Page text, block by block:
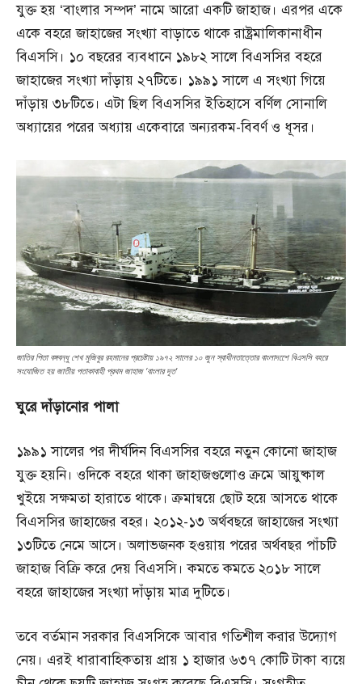
যুক্ত হয় ‘বাংলার সম্পদ’ নামে আরো একটি জাহাজ। এরপর একে
একে বহরে জাহাজের সংখ্যা বাড়াতে থাকে রাষ্ট্রমালিকানাধীন
বিএসসি। ১০ বছরের ব্যবধানে ১৯৮২ সালে বিএসসির বহরে
জাহাজের সংখ্যা দাঁড়ায় ২৭টিতে। ১৯৯১ সালে এ সংখ্যা গিয়ে
দাঁড়ায় ৩৮টিতে। এটা ছিল বিএসসির ইতিহাসে বর্ণিল সোনালি
অধ্যায়ের পরের অধ্যায় একেবারে অন্যরকম-বিবর্ণ ও ধূসর।
জাতির পিতা বঙ্গবন্ধু শেখ মুজিবুর রহমানের প্রচেষ্টায় ১৯৭২ সালের ১০ জুন স্বাধীনতাত্তোর বাংলাদশেে বিএসসি বহরে
সংযোজিত হয় জাতীয় পতাকাবাহী প্রথম জাহাজ ‘বাংলার দূত’
ঘুরেদাঁড়ানোর পালা
১৯৯১ সালের পর দীর্ঘদিন বিএসসির বহরে নতুন কোনো জাহাজ
যুক্ত হয়নি। ওদিকে বহরে থাকা জাহাজগুলোও ক্রমে আয়ুষ্কাল
খুইয়ে সক্ষমতা হারাতে থাকে। ক্রমান্বয়ে ছোট হয়ে আসতে থাকে
বিএসসির জাহাজের বহর। ২০১২-১৩ অর্থবছরে জাহাজের সংখ্যা
১৩টিতে নেমে আসে। অলাভজনক হওয়ায় পরের অর্থবছর পাঁচটি
জাহাজ বিক্রি করে দেয় বিএসসি। কমতে কমতে ২০১৮ সালে
বহরে জাহাজের সংখ্যা দাঁড়ায় মাত্র দুটিতে।
তবে বর্তমান সরকার বিএসসিকে আবার গতিশীল করার উদ্যোগ
নেয়। এরই ধারাবাহিকতায় প্রায় ১ হাজার ৬৩৭ কোটি টাকা ব্যয়ে